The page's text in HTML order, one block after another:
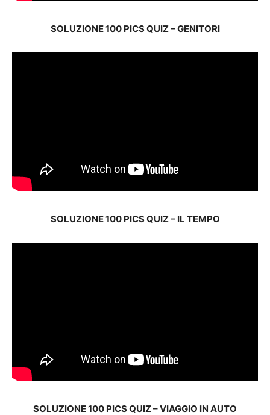
SOLUZIONE 100 PICS QUIZ – GENITORI
SOLUZIONE 100 PICS QUIZ – IL TEMPO
SOLUZIONE 100 PICS QUIZ – VIAGGIO IN AUTO